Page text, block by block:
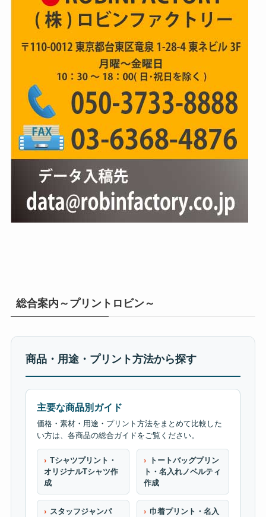
総合案内～プリントロビン～
商品・用途・プリント方法から探す
主要な商品別ガイド
価格・素材・用途・プリント方法をまとめて比較した
い方は、各商品の総合ガイドをご覧ください。
Tシャツプリント・
オリジナルTシャツ作
成
トートバッグプリン
ト・名入れノベルティ
作成
スタッフジャンパ
巾着プリント・名入